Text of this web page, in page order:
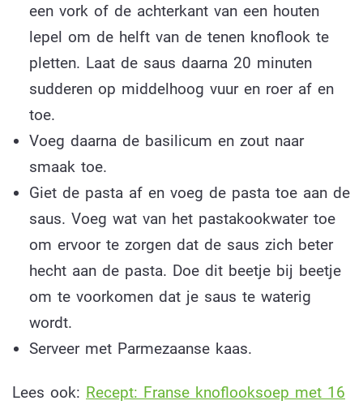
een vork of de achterkant van een houten
lepel om de helft van de tenen knoflook te
pletten. Laat de saus daarna 20 minuten
sudderen op middelhoog vuur en roer af en
toe.
Voeg daarna de basilicum en zout naar
smaak toe.
Giet de pasta af en voeg de pasta toe aan de
saus. Voeg wat van het pastakookwater toe
om ervoor te zorgen dat de saus zich beter
hecht aan de pasta. Doe dit beetje bij beetje
om te voorkomen dat je saus te waterig
wordt.
Serveer met Parmezaanse kaas.
Lees ook: Recept: Franse knoflooksoep met 16